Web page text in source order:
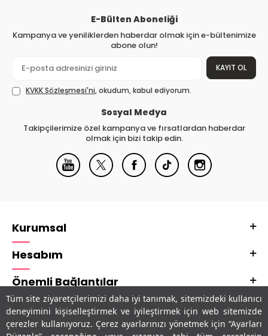
Tüm site ziyaretçilerimizi daha iyi tanımak, sitemizdeki kullanıcı
deneyimini kişiselleştirmek ve iyileştirmek için web sitemizde
çerezler kullanıyoruz. Çerez ayarlarınızı yönetmek için “Ayarları
E-Bülten Aboneliği
Kampanya ve yeniliklerden haberdar olmak için e-bültenimize
abone olun!
KAYIT OL
KVKK Sözleşmesi'ni, okudum, kabul ediyorum.
Sosyal Medya
Takipçilerimize özel kampanya ve fırsatlardan haberdar
olmak için bizi takip edin.
Kurumsal
Hesabım
Önemli Bağlantılar
Adres & İletişim